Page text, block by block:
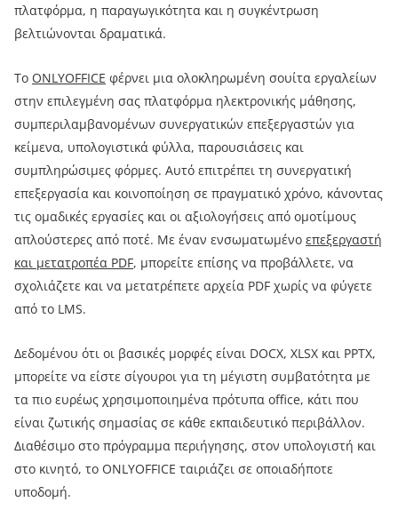
πλατφόρμα, η παραγωγικότητα και η συγκέντρωση
βελτιώνονται δραματικά.
Το ONLYOFFICE φέρνει μια ολοκληρωμένη σουίτα εργαλείων
στην επιλεγμένη σας πλατφόρμα ηλεκτρονικής μάθησης,
συμπεριλαμβανομένων συνεργατικών επεξεργαστών για
κείμενα, υπολογιστικά φύλλα, παρουσιάσεις και
συμπληρώσιμες φόρμες. Αυτό επιτρέπει τη συνεργατική
επεξεργασία και κοινοποίηση σε πραγματικό χρόνο, κάνοντας
τις ομαδικές εργασίες και οι αξιολογήσεις από ομοτίμους
απλούστερες από ποτέ. Με έναν ενσωματωμένο επεξεργαστή
και μετατροπέα PDF, μπορείτε επίσης να προβάλλετε, να
σχολιάζετε και να μετατρέπετε αρχεία PDF χωρίς να φύγετε
από το LMS.
Δεδομένου ότι οι βασικές μορφές είναι DOCX, XLSX και PPTX,
μπορείτε να είστε σίγουροι για τη μέγιστη συμβατότητα με
τα πιο ευρέως χρησιμοποιημένα πρότυπα office, κάτι που
είναι ζωτικής σημασίας σε κάθε εκπαιδευτικό περιβάλλον.
Διαθέσιμο στο πρόγραμμα περιήγησης, στον υπολογιστή και
στο κινητό, το ONLYOFFICE ταιριάζει σε οποιαδήποτε
υποδομή.